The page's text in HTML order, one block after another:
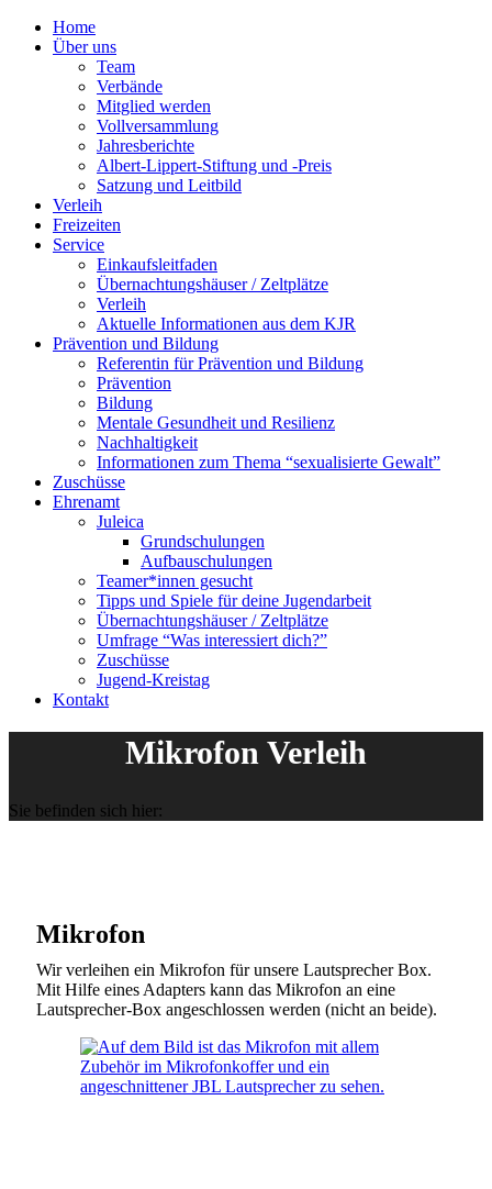
Home
Über uns
Team
Verbände
Mitglied werden
Vollversammlung
Jahresberichte
Albert-Lippert-Stiftung und -Preis
Satzung und Leitbild
Verleih
Freizeiten
Service
Einkaufsleitfaden
Übernachtungshäuser / Zeltplätze
Verleih
Aktuelle Informationen aus dem KJR
Prävention und Bildung
Referentin für Prävention und Bildung
Prävention
Bildung
Mentale Gesundheit und Resilienz
Nachhaltigkeit
Informationen zum Thema “sexualisierte Gewalt”
Zuschüsse
Ehrenamt
Juleica
Grundschulungen
Aufbauschulungen
Teamer*innen gesucht
Tipps und Spiele für deine Jugendarbeit
Übernachtungshäuser / Zeltplätze
Umfrage “Was interessiert dich?”
Zuschüsse
Jugend-Kreistag
Kontakt
Mikrofon Verleih
Sie befinden sich hier:
Mikrofon
Wir verleihen ein Mikrofon für unsere Lautsprecher Box.
Mit Hilfe eines Adapters kann das Mikrofon an eine
Lautsprecher-Box angeschlossen werden (nicht an beide).